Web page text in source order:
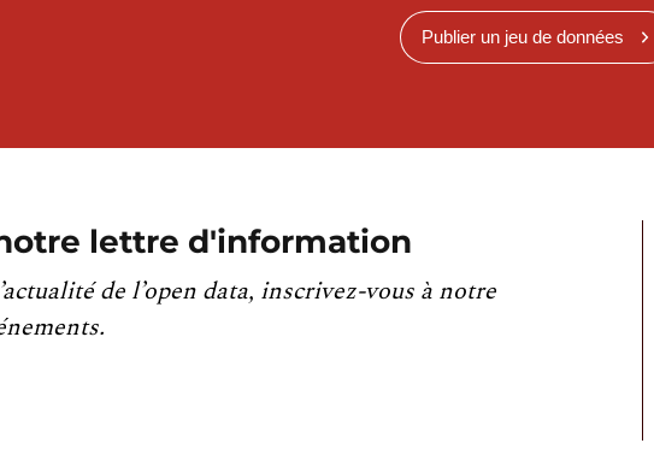
Publier un jeu de données
lettre d'information
de l’open data, inscrivez-vous à notre